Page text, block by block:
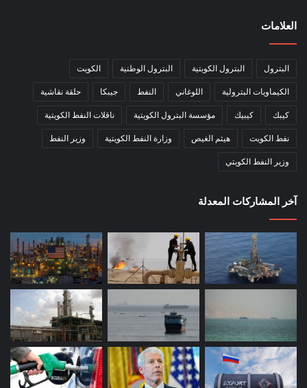
العلامات
البترول البترول الكويتية البترول الوطنية الكويت
الكيماويات البترولية اللوغاني النفط جيبكا حلقة نقاشية
كيبك كيبيك مؤسسة البترول الكويتية ناقلات النفط الكويتية
نفط الكويت هيثم الغيص وزارة النفط الكويتية وزير النفط
وزير النفط الكويتي
آخر المشاركات المعدلة